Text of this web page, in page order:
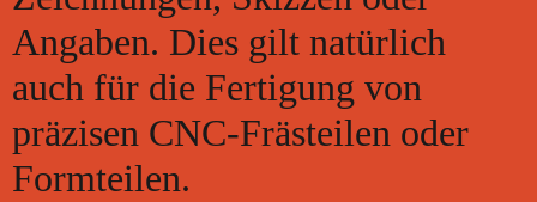
Angaben. Dies gilt natürlich
auch für die Fertigung von
präzisen CNC-Frästeilen oder
Formteilen.